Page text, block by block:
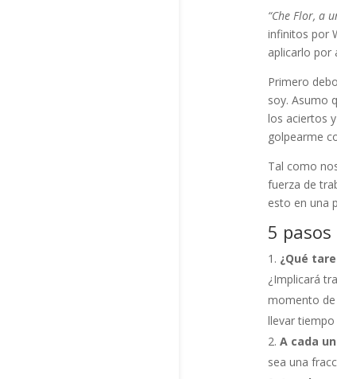
“Che Flor, a
infinitos por
aplicarlo por
Primero
soy. Asumo
los aciertos
golpearme
Tal como
fuerza de
esto en una
5
¿Qué
¿Implicará
momento de
llevar
A cada
sea una